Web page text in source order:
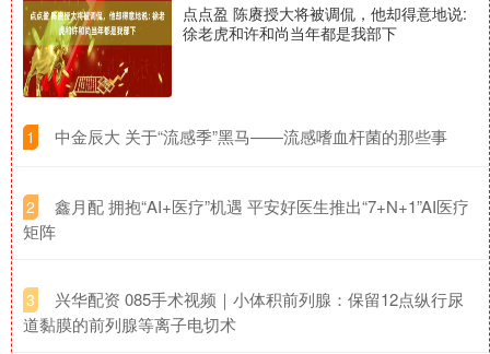
点点盈 陈赓授大将被调侃，他却得意地说:
徐老虎和许和尚当年都是我部下
1 ​中金辰大 关于“流感季”黑马——流感嗜血杆菌的那些事
2
​鑫月配 拥抱“AI+医疗”机遇 平安好医生推出“7+N+1”AI医疗
矩阵
3
​兴华配资 085手术视频｜小体积前列腺：保留12点纵行尿
道黏膜的前列腺等离子电切术